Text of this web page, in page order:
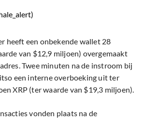
heeft een onbekende wallet 28
van $12,9 miljoen) overgemaakt
Twee minuten na de instroom bij
een interne overboeking uit ter
XRP (ter waarde van $19,3 miljoen).
vonden plaats na de